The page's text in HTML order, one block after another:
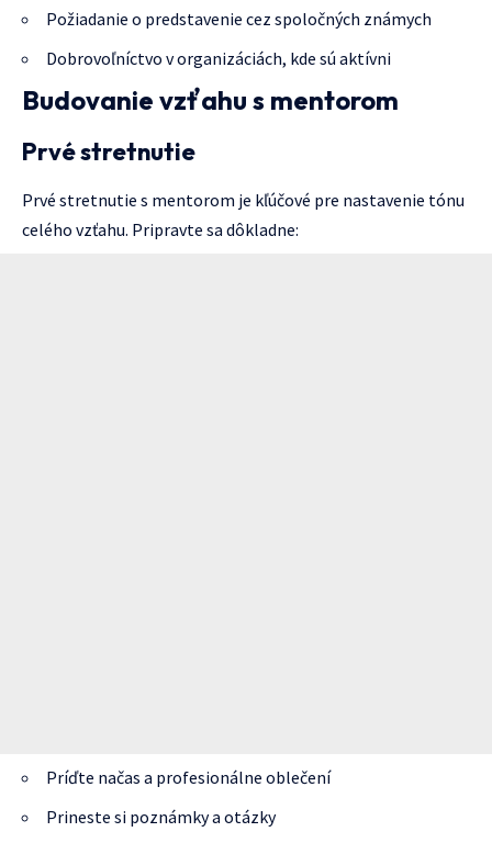
Požiadanie o predstavenie cez spoločných známych
Dobrovoľníctvo v organizáciách, kde sú aktívni
Budovanie vzťahu s mentorom
Prvé stretnutie
Prvé stretnutie s mentorom je kľúčové pre nastavenie tónu
celého vzťahu. Pripravte sa dôkladne:
Príďte načas a profesionálne oblečení
Prineste si poznámky a otázky